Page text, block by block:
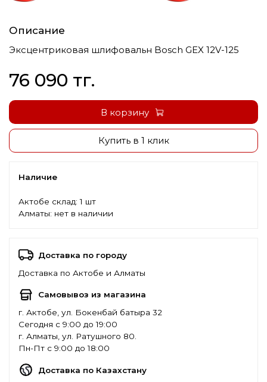
Описание
Эксцентриковая шлифовальн Bosch GEX 12V-125
76 090 тг.
В корзину
Купить в 1 клик
Наличие
Актобе склад:1 шт
Алматы: нет в наличии
Доставка по городу
Доставка по Актобе и Алматы
Самовывоз из магазина
г. Актобе, ул. Бокенбай батыра 32
Сегодня с 9:00 до 19:00
г. Алматы, ул. Ратушного 80.
Пн-Пт с 9:00 до 18:00
Доставка по Казахстану